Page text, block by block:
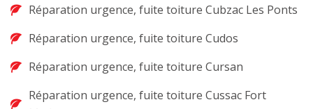
Réparation urgence, fuite toiture Cubzac Les Ponts
Réparation urgence, fuite toiture Cudos
Réparation urgence, fuite toiture Cursan
Réparation urgence, fuite toiture Cussac Fort